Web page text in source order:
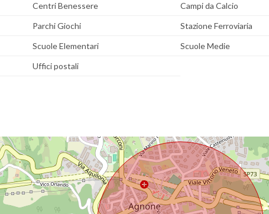
Centri Benessere Campi da Calcio
Parchi Giochi Stazione Ferroviaria
Scuole Elementari Scuole Medie
Uffici postali